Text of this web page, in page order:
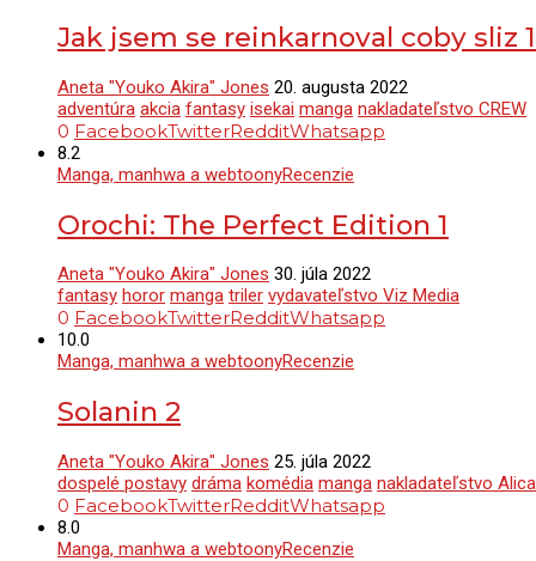
Jak jsem se reinkarnoval coby sliz 1
Aneta "Youko Akira" Jones 20. augusta 2022
adventúra akcia fantasy isekai manga nakladateľstvo CREW
0 FacebookTwitterRedditWhatsapp
8.2
Manga, manhwa a webtoonyRecenzie
Orochi: The Perfect Edition 1
Aneta "Youko Akira" Jones 30. júla 2022
fantasy horor manga triler vydavateľstvo Viz Media
0 FacebookTwitterRedditWhatsapp
10.0
Manga, manhwa a webtoonyRecenzie
Solanin 2
Aneta "Youko Akira" Jones 25. júla 2022
dospelé postavy dráma komédia manga nakladateľstvo
0 FacebookTwitterRedditWhatsapp
8.0
Manga, manhwa a webtoonyRecenzie